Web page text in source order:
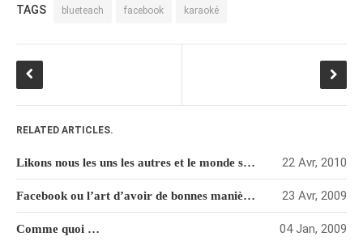
février 2016
janvier 2016
octobre 2014
août 2014
TAGS blueteach facebook karaoké
RELATED ARTICLES.
Likons nous les uns les autres et le monde sera meilleur 22 Avr, 2010
Facebook ou l’art d’avoir de bonnes manières 23 Avr, 2009
Comme quoi … 04 Jan, 2009